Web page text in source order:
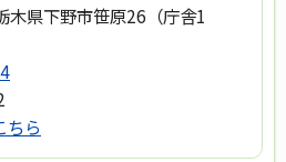
木県下野市笹原26（庁舎1
ちら